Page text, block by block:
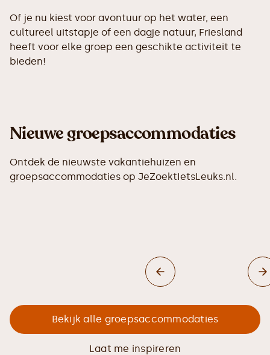
Of je nu kiest voor avontuur op het water, een
cultureel uitstapje of een dagje natuur, Friesland
heeft voor elke groep een geschikte activiteit te
bieden!
Nieuwe groepsaccommodaties
Ontdek de nieuwste vakantiehuizen en
groepsaccommodaties op JeZoektIetsLeuks.nl.
Bekijk alle groepsaccommodaties
Laat me inspireren